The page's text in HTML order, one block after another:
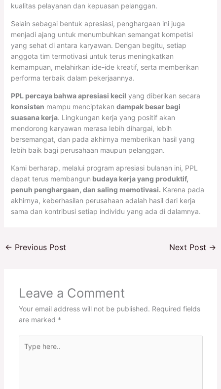
kualitas pelayanan dan kepuasan pelanggan.
Selain sebagai bentuk apresiasi, penghargaan ini juga
menjadi ajang untuk menumbuhkan semangat kompetisi
yang sehat di antara karyawan. Dengan begitu, setiap
anggota tim termotivasi untuk terus meningkatkan
kemampuan, melahirkan ide-ide kreatif, serta memberikan
performa terbaik dalam pekerjaannya.
PPL percaya bahwa apresiasi kecil yang diberikan secara
konsisten mampu menciptakan dampak besar bagi
suasana kerja. Lingkungan kerja yang positif akan
mendorong karyawan merasa lebih dihargai, lebih
bersemangat, dan pada akhirnya memberikan hasil yang
lebih baik bagi perusahaan maupun pelanggan.
Kami berharap, melalui program apresiasi bulanan ini, PPL
dapat terus membangun budaya kerja yang produktif,
penuh penghargaan, dan saling memotivasi. Karena pada
akhirnya, keberhasilan perusahaan adalah hasil dari kerja
sama dan kontribusi setiap individu yang ada di dalamnya.
← Previous Post Next Post →
Leave a Comment
Your email address will not be published. Required fields
are marked *
here..